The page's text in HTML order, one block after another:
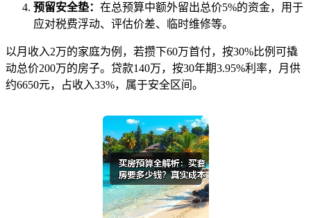
预留安全垫： 在总预算中额外留出总价5%的资金，用于
应对税费浮动、评估价差、临时维修等。
以月收入2万的家庭为例，若攒下60万首付，按30%比例可撬
动总价200万的房子。贷款140万，按30年期3.95%利率，月供
约6650元，占收入33%，属于安全区间。